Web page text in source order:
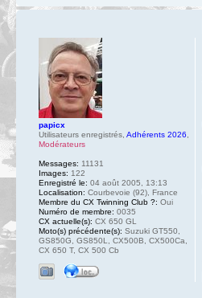
papicx
Utilisateurs enregistrés Adhérents 2026
Modérateurs
Messages: 11131
Images: 122
Enregistré le: 04 août 2005, 13:13
Localisation: Courbevoie (92), France
Membre du CX Twinning Club ?: Oui
Numéro de membre: 0035
CX actuelle(s): CX 650 GL
Moto(s) précédente(s): Suzuki GT550,
GS850G, GS850L, CX500B, CX500Ca,
CX 650 T, CX 500 Cb